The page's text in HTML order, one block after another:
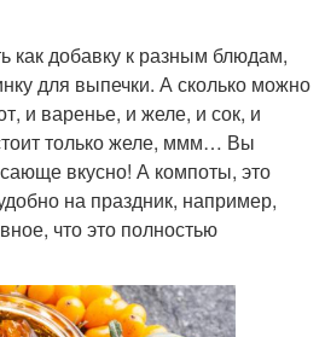
как добавку к разным блюдам,
для выпечки. А сколько можно
и варенье, и желе, и сок, и
только желе, ммм… Вы
вкусно! А компоты, это
на праздник, например,
что это полностью